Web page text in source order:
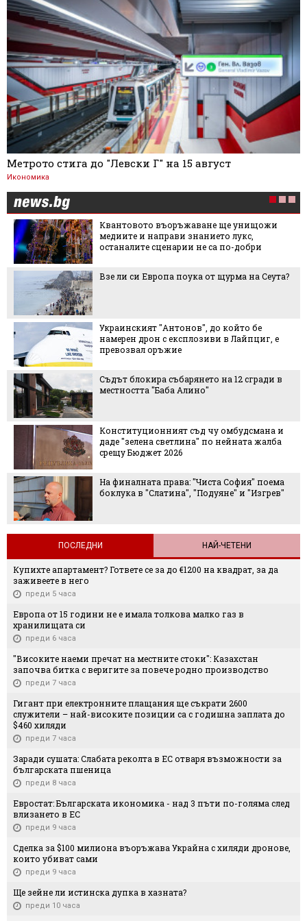
Метрото стига до "Левски Г" на 15 август
Икономика
Квантовото въоръжаване ще унищожи
медиите и направи знанието лукс,
останалите сценарии не са по-добри
Взе ли си Европа поука от щурма на Сеута?
Украинският "Антонов", до който бе
намерен дрон с експлозиви в Лайпциг, е
превозвал оръжие
Съдът блокира събарянето на 12 сгради в
местността "Баба Алино"
Конституционният съд чу омбудсмана и
даде "зелена светлина" по нейната жалба
срещу Бюджет 2026
На финалната права: "Чиста София" поема
боклука в "Слатина", "Подуяне" и "Изгрев"
ПОСЛЕДНИ НАЙ-ЧЕТЕНИ
Купихте апартамент? Гответе се за до €1200 на квадрат, за да
заживеете в него
преди 5 часа
Европа от 15 години не е имала толкова малко газ в
хранилищата си
преди 6 часа
"Високите наеми пречат на местните стоки": Казахстан
започва битка с веригите за повече родно производство
преди 7 часа
Гигант при електронните плащания ще съкрати 2600
служители – най-високите позиции са с годишна заплата до
$460 хиляди
преди 7 часа
Заради сушата: Слабата реколта в ЕС отваря възможности за
българската пшеница
преди 8 часа
Евростат: Българската икономика - над 3 пъти по-голяма след
влизането в ЕС
преди 9 часа
Сделка за $100 милиона въоръжава Украйна с хиляди дронове,
които убиват сами
преди 9 часа
Ще зейне ли истинска дупка в хазната?
преди 10 часа